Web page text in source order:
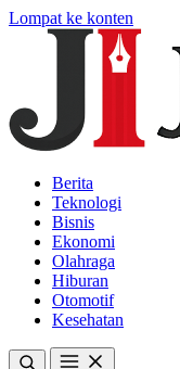
Lompat ke konten
Berita
Teknologi
Bisnis
Ekonomi
Olahraga
Hiburan
Otomotif
Kesehatan